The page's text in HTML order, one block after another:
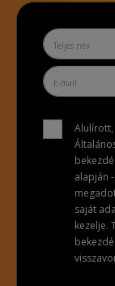
Alulírott,
alapján
saját
kezelje.